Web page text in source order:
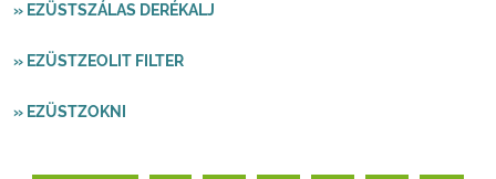
» EZÜSTSZÁLAS DERÉKALJ
» EZÜSTZEOLIT FILTER
» EZÜSTZOKNI